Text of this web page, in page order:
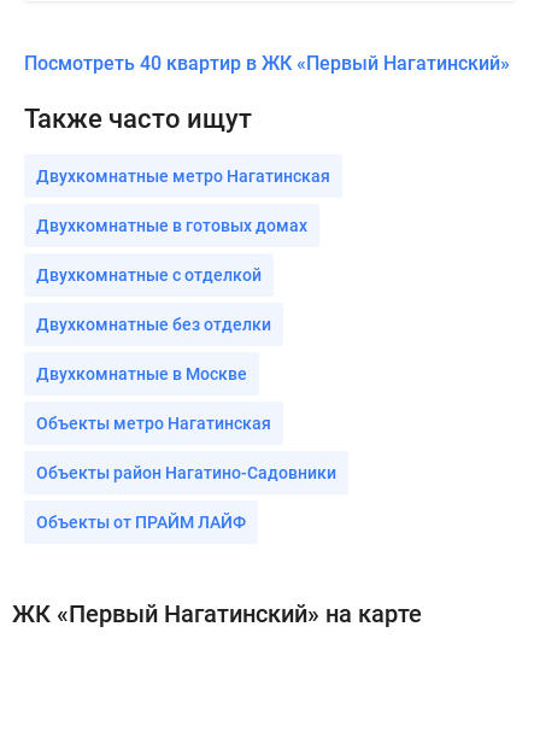
Посмотреть 40 квартир в ЖК «Первый Нагатинский»
Также часто ищут
Двухкомнатные метро Нагатинская
Двухкомнатные в готовых домах
Двухкомнатные с отделкой
Двухкомнатные без отделки
Двухкомнатные в Москве
Объекты метро Нагатинская
Объекты район Нагатино-Садовники
Объекты от ПРАЙМ ЛАЙФ
ЖК «Первый Нагатинский» на карте